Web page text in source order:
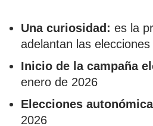
Una curiosidad: es la
adelantan las elecciones
Inicio de la campaña
enero de 2026
Elecciones
2026